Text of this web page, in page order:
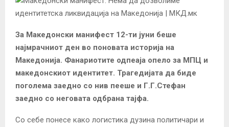
За Македонски манифест 12-ти јуни беше
најмрачниот ден во поновата историја на
Македонија. Фанариотите одпеаја опело за МПЦ и
македонскиот идентитет. Трагедијата да биде
поголема заедно со нив пееше и Г.Г.Стефан
заедно со неговата одбрана тајфа.
Со себе понесе како логистика дузина политичари и